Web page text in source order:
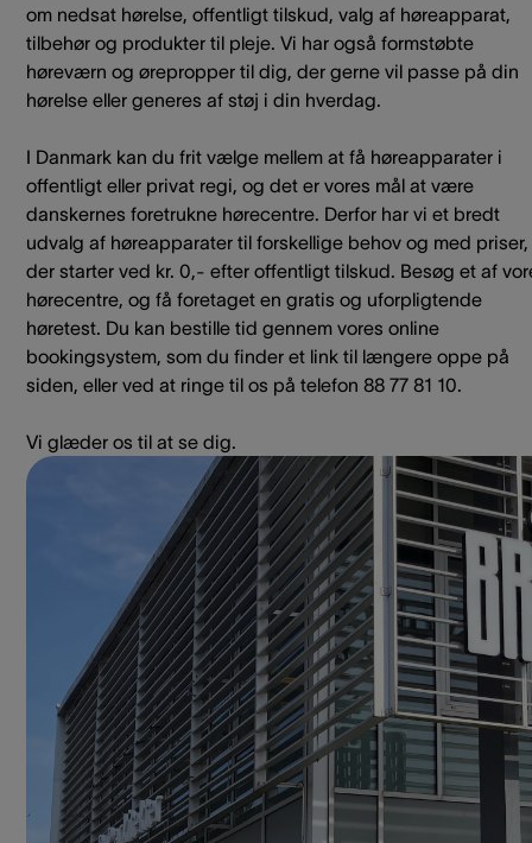
om nedsat hørelse, offentligt tilskud, valg af høreapparat,
tilbehør og produkter til pleje. Vi har også formstøbte
høreværn og ørepropper til dig, der gerne vil passe på din
hørelse eller generes af støj i din hverdag.
I Danmark kan du frit vælge mellem at få høreapparater i
offentligt eller privat regi, og det er vores mål at være
danskernes foretrukne hørecentre. Derfor har vi et bredt
udvalg af høreapparater til forskellige behov og med priser,
der starter ved kr. 0,- efter offentligt tilskud. Besøg et af
hørecentre, og få foretaget en gratis og uforpligtende
høretest. Du kan bestille tid gennem vores online
bookingsystem, som du finder et link til længere oppe på
siden, eller ved at ringe til os på telefon 88 77 81 10.
Vi glæder os til at se dig.